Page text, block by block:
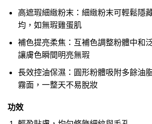
高遮瑕細緻粉末：細緻粉末可輕鬆隱
均，如無瑕雞蛋肌
補色提亮柔焦：互補色調整粉體中和
讓膚色瞬間明亮無瑕
長效控油保濕：圓形粉體吸附多餘油
霧面，一整天不易脫妝
功效